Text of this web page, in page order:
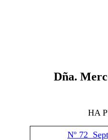
Dña.
HA
Nº 72